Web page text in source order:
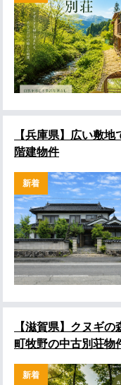
【兵庫県】広い敷
階建物件
新着
【滋賀県】クヌギ
町牧野の中古別荘物
新着